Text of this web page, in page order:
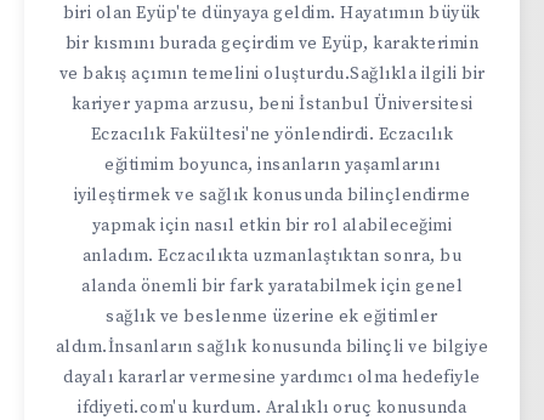
biri olan Eyüp'te dünyaya geldim. Hayatımın büyük
bir kısmını burada geçirdim ve Eyüp, karakterimin
ve bakış açımın temelini oluşturdu.Sağlıkla ilgili bir
kariyer yapma arzusu, beni İstanbul Üniversitesi
Eczacılık Fakültesi'ne yönlendirdi. Eczacılık
eğitimim boyunca, insanların yaşamlarını
iyileştirmek ve sağlık konusunda bilinçlendirme
yapmak için nasıl etkin bir rol alabileceğimi
anladım. Eczacılıkta uzmanlaştıktan sonra, bu
alanda önemli bir fark yaratabilmek için genel
sağlık ve beslenme üzerine ek eğitimler
aldım.İnsanların sağlık konusunda bilinçli ve bilgiye
dayalı kararlar vermesine yardımcı olma hedefiyle
ifdiyeti.com'u kurdum. Aralıklı oruç konusunda